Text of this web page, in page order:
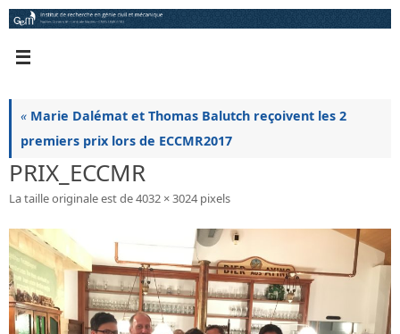
Passer
au
« Marie Dalémat et Thomas Balutch reçoivent les 2
premiers prix lors de ECCMR2017
PRIX_ECCMR
La taille originale est de4032 × 3024 pixels